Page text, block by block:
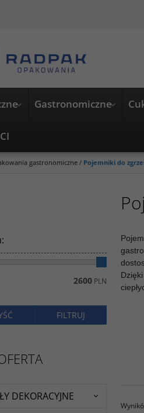
Gastronomiczne
gastronomiczne / Pojemniki do
:
2600 PLN
DEKORACYJNE